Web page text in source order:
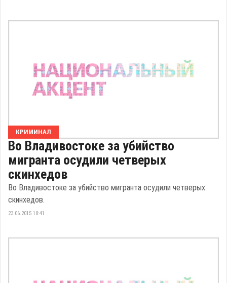
КРИМИНАЛ
Во Владивостоке за убийство
мигранта осудили четверых
скинхедов
Во Владивостоке за убийство мигранта осудили четверых
скинхедов.
23.06.2015 10:41